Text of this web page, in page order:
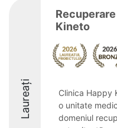
Laureați
Kineto
Clinica Happy
o unitate
domeniul